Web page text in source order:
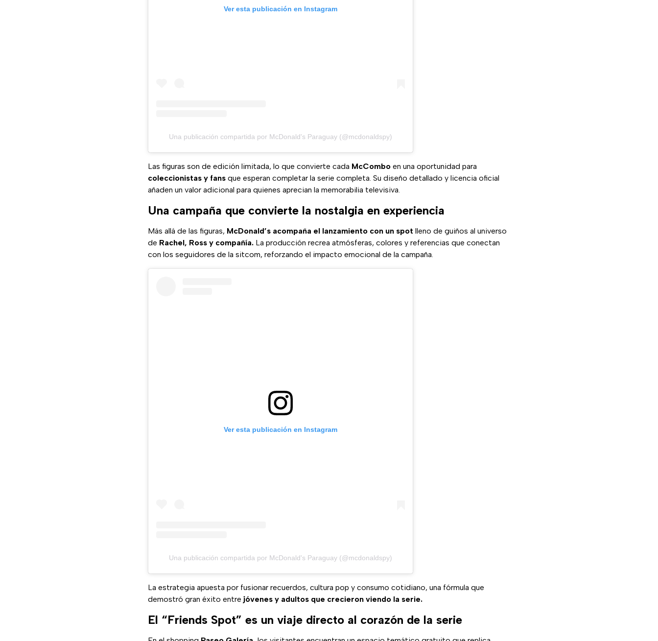
Ver esta publicación en Instagram
Una publicación compartida por McDonald's Paraguay (@mcdonaldspy)
Las figuras son de edición limitada, lo que convierte cada McCombo en una oportunidad para
coleccionistas y fans que esperan completar la serie completa. Su diseño detallado y licencia oficial
añaden un valor adicional para quienes aprecian la memorabilia televisiva.
Una campaña que convierte la nostalgia en experiencia
Más allá de las figuras, McDonald’s acompaña el lanzamiento con un spot lleno de guiños al universo
de Rachel, Ross y compañía. La producción recrea atmósferas, colores y referencias que conectan
con los seguidores de la sitcom, reforzando el impacto emocional de la campaña.
Ver esta publicación en Instagram
Una publicación compartida por McDonald's Paraguay (@mcdonaldspy)
La estrategia apuesta por fusionar recuerdos, cultura pop y consumo cotidiano, una fórmula que
demostró gran éxito entre jóvenes y adultos que crecieron viendo la serie.
El “Friends Spot” es un viaje directo al corazón de la serie